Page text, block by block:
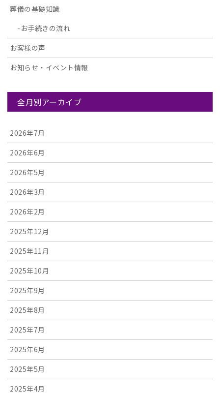
葬儀の基礎知識
お手続きの流れ
お客様の声
お知らせ・イベント情報
全月別アーカイブ
2026年7月
2026年6月
2026年5月
2026年3月
2026年2月
2025年12月
2025年11月
2025年10月
2025年9月
2025年8月
2025年7月
2025年6月
2025年5月
2025年4月